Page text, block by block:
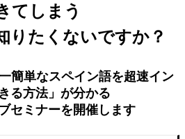
てしまう
りたくないですか？
簡単なスペイン語を超速イン
る方法」が分かる
セミナーを開催します